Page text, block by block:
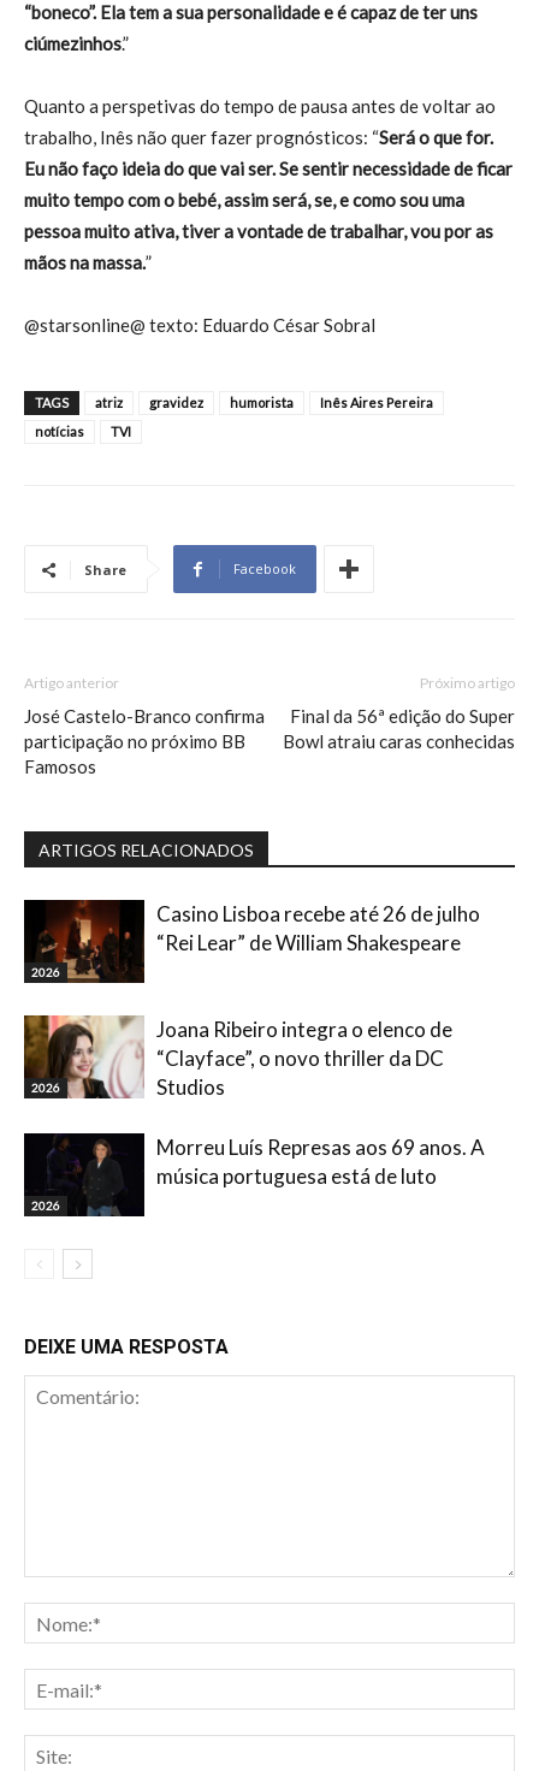
“boneco”. Ela tem a sua personalidade e é capaz de ter uns
ciúmezinhos.”
Quanto a perspetivas do tempo de pausa antes de voltar ao
trabalho, Inês não quer fazer prognósticos: “Será o que for.
Eu não faço ideia do que vai ser. Se sentir necessidade de ficar
muito tempo com o bebé, assim será, se, e como sou uma
pessoa muito ativa, tiver a vontade de trabalhar, vou por as
mãos na massa.”
@starsonline@ texto: Eduardo César Sobral
TAGS atriz gravidez humorista
Inês Aires Pereira
notícias
TVI
Share Facebook
Artigo anterior
José Castelo-Branco confirma
participação no próximo BB
Famosos
Próximo artigo
Final da 56ª edição do Super
Bowl atraiu caras conhecidas
ARTIGOS RELACIONADOS
2026
Casino Lisboa recebe até 26 de julho
“Rei Lear” de William Shakespeare
2026
Joana Ribeiro integra o elenco de
“Clayface”, o novo thriller da DC
Studios
2026
Morreu Luís Represas aos 69 anos. A
música portuguesa está de luto
DEIXE UMA RESPOSTA